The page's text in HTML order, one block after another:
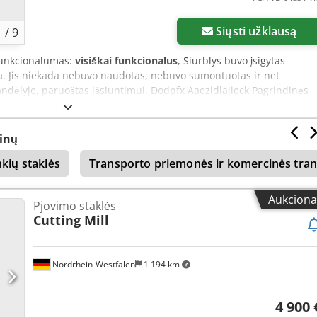
/9 Siųsti užklausą
visiškai funkcionalus, Siurblys buvo įsigytas
niekada nebuvo naudotas, nebuvo sumontuotas ir net
paruoštas išsiuntimui. Dodpfx Aaezidlajieck Pagrindinės
LNG Gamintojas: Vanzetti Engineering, Italija Pritaikymas:
Parker F12-30 hidraulinis variklis Darbinio rato skersmuo: 185
6,33 bar Sunaudojama galia: apie 9,14 kW Svoris: apie 92
duomenys ir brėžiniai. Tinka SGD perkėlimo sistemoms,
Atsiėmimas: Daugpilis, Latvija.
staklės
Transporto priemonės ir komercinės
Nordrhein-Westfalen 1 194 km
Pjovimo staklės
Cutting Mill
4 900